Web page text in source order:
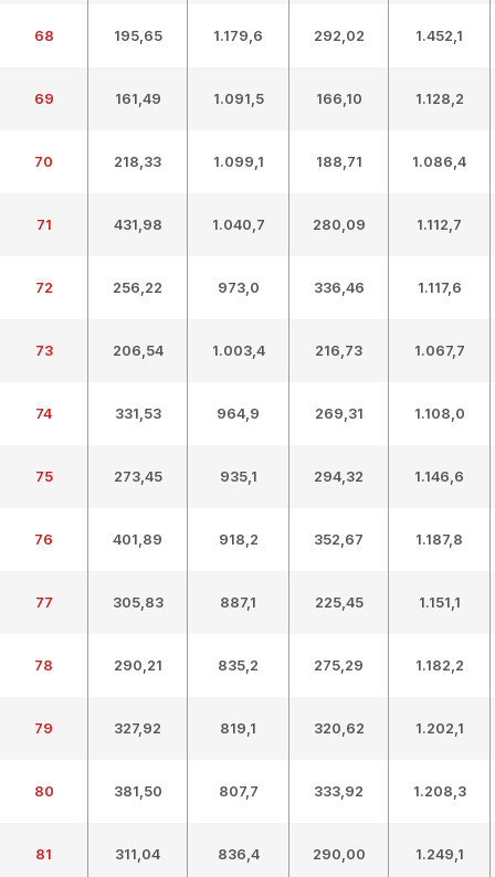
68 195,65 1.179,6 292,02 1.452,1
69 161,49 1.091,5 166,10 1.128,2
70 218,33 1.099,1 188,71 1.086,4
71 431,98 1.040,7 280,09 1.112,7
72 256,22 973,0 336,46 1.117,6
73 206,54 1.003,4 216,73 1.067,7
74 331,53 964,9 269,31 1.108,0
75 273,45 935,1 294,32 1.146,6
76 401,89 918,2 352,67 1.187,8
77 305,83 887,1 225,45 1.151,1
78 290,21 835,2 275,29 1.182,2
79 327,92 819,1 320,62 1.202,1
80 381,50 807,7 333,92 1.208,3
81 311,04 836,4 290,00 1.249,1